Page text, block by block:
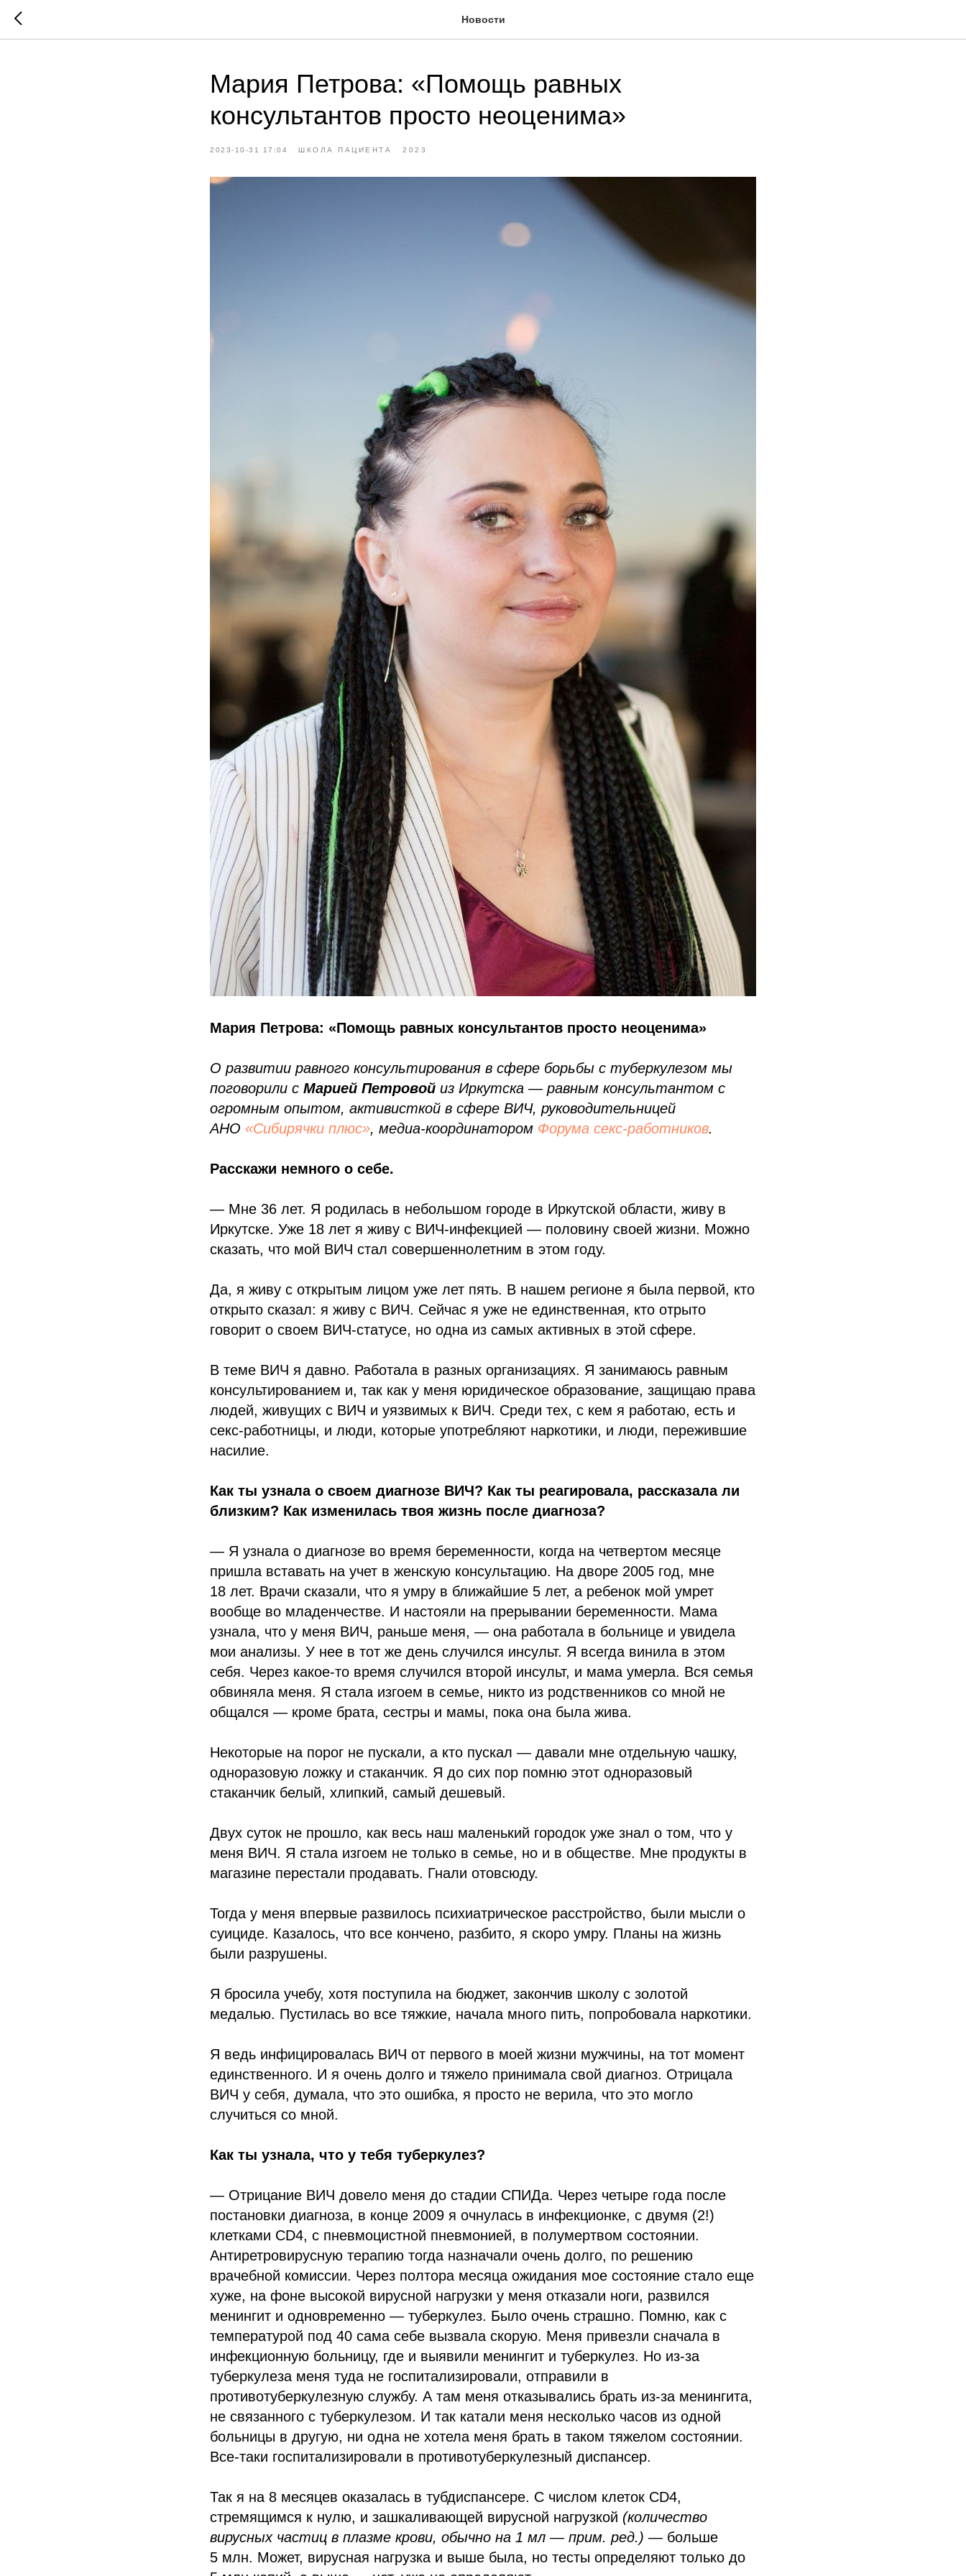
Новости
Мария Петрова: «Помощь равных
консультантов просто неоценима»
2023-10-31 17:04 ШКОЛА ПАЦИЕНТА 2023
Мария Петрова: «Помощь равных консультантов просто неоценима»
О развитии равного консультирования в сфере борьбы с туберкулезом мы
поговорили с Марией Петровой из Иркутска — равным консультантом с
огромным опытом, активисткой в сфере ВИЧ, руководительницей
АНО «Сибирячки плюс», медиа-координатором Форума секс-работников.
Расскажи немного о себе.
— Мне 36 лет. Я родилась в небольшом городе в Иркутской области, живу в
Иркутске. Уже 18 лет я живу с ВИЧ-инфекцией — половину своей жизни. Можно
сказать, что мой ВИЧ стал совершеннолетним в этом году.
Да, я живу с открытым лицом уже лет пять. В нашем регионе я была первой, кто
открыто сказал: я живу с ВИЧ. Сейчас я уже не единственная, кто отрыто
говорит о своем ВИЧ-статусе, но одна из самых активных в этой сфере.
В теме ВИЧ я давно. Работала в разных организациях. Я занимаюсь равным
консультированием и, так как у меня юридическое образование, защищаю права
людей, живущих с ВИЧ и уязвимых к ВИЧ. Среди тех, с кем я работаю, есть и
секс-работницы, и люди, которые употребляют наркотики, и люди, пережившие
насилие.
Как ты узнала о своем диагнозе ВИЧ? Как ты реагировала, рассказала ли
близким? Как изменилась твоя жизнь после диагноза?
— Я узнала о диагнозе во время беременности, когда на четвертом месяце
пришла вставать на учет в женскую консультацию. На дворе 2005 год, мне
18 лет. Врачи сказали, что я умру в ближайшие 5 лет, а ребенок мой умрет
вообще во младенчестве. И настояли на прерывании беременности. Мама
узнала, что у меня ВИЧ, раньше меня, — она работала в больнице и увидела
мои анализы. У нее в тот же день случился инсульт. Я всегда винила в этом
себя. Через какое-то время случился второй инсульт, и мама умерла. Вся семья
обвиняла меня. Я стала изгоем в семье, никто из родственников со мной не
общался — кроме брата, сестры и мамы, пока она была жива.
Некоторые на порог не пускали, а кто пускал — давали мне отдельную чашку,
одноразовую ложку и стаканчик. Я до сих пор помню этот одноразовый
стаканчик белый, хлипкий, самый дешевый.
Двух суток не прошло, как весь наш маленький городок уже знал о том, что у
меня ВИЧ. Я стала изгоем не только в семье, но и в обществе. Мне продукты в
магазине перестали продавать. Гнали отовсюду.
Тогда у меня впервые развилось психиатрическое расстройство, были мысли о
суициде. Казалось, что все кончено, разбито, я скоро умру. Планы на жизнь
были разрушены.
Я бросила учебу, хотя поступила на бюджет, закончив школу с золотой
медалью. Пустилась во все тяжкие, начала много пить, попробовала наркотики.
Я ведь инфицировалась ВИЧ от первого в моей жизни мужчины, на тот момент
единственного. И я очень долго и тяжело принимала свой диагноз. Отрицала
ВИЧ у себя, думала, что это ошибка, я просто не верила, что это могло
случиться со мной.
Как ты узнала, что у тебя туберкулез?
— Отрицание ВИЧ довело меня до стадии СПИДа. Через четыре года после
постановки диагноза, в конце 2009 я очнулась в инфекционке, с двумя (2!)
клетками CD4, с пневмоцистной пневмонией, в полумертвом состоянии.
Антиретровирусную терапию тогда назначали очень долго, по решению
врачебной комиссии. Через полтора месяца ожидания мое состояние стало еще
хуже, на фоне высокой вирусной нагрузки у меня отказали ноги, развился
менингит и одновременно — туберкулез. Было очень страшно. Помню, как с
температурой под 40 сама себе вызвала скорую. Меня привезли сначала в
инфекционную больницу, где и выявили менингит и туберкулез. Но из-за
туберкулеза меня туда не госпитализировали, отправили в
противотуберкулезную службу. А там меня отказывались брать из-за менингита,
не связанного с туберкулезом. И так катали меня несколько часов из одной
больницы в другую, ни одна не хотела меня брать в таком тяжелом состоянии.
Все-таки госпитализировали в противотуберкулезный диспансер.
Так я на 8 месяцев оказалась в тубдиспансере. С числом клеток CD4,
стремящимся к нулю, и зашкаливающей вирусной нагрузкой (количество
вирусных частиц в плазме крови, обычно на 1 мл — прим. ред.) — больше
5 млн. Может, вирусная нагрузка и выше была, но тесты определяют только до